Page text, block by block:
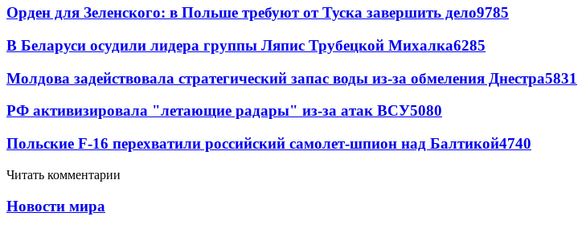
Орден для Зеленского: в Польше требуют от Туска завершить дело9785
В Беларуси осудили лидера группы Ляпис Трубецкой Михалка6285
Молдова задействовала стратегический запас воды из-за обмеления Днестра5831
РФ активизировала "летающие радары" из-за атак ВСУ5080
Польские F-16 перехватили российский самолет-шпион над Балтикой4740
Читать комментарии
Новости мира